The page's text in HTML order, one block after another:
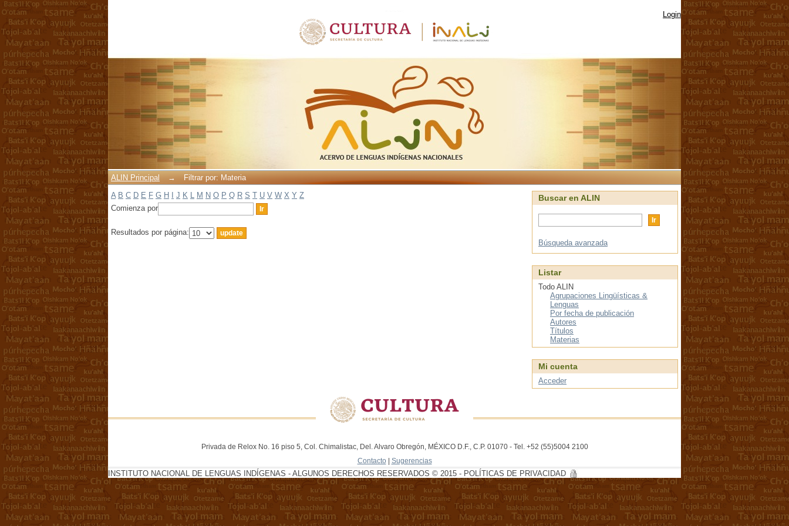
Login
ALIN Principal →
Filtrar por: Materia
A B C D E F G H J K L M N O P Q R S T U V W X Y Z
Comienza por
Resultados por página:
Buscar en ALIN
Búsqueda avanzada
Listar
Todo ALIN
Agrupaciones Lingüísticas &
Lenguas
Por fecha de publicación
Autores
Títulos
Materias
Mi cuenta
Acceder
Privada de Relox No. 16 piso 5, Col. Chimalistac, Del. Alvaro Obregón, MÉXICO D.F., C.P. 01070 - Tel. +52 (55)5004 2100
Contacto | Sugerencias
INSTITUTO NACIONAL DE LENGUAS INDÍGENAS - ALGUNOS DERECHOS RESERVADOS © 2015 - POLÍTICAS DE PRIVACIDAD